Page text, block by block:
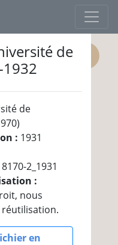
de
de
: 1931
8170-2_1931
:
nous
en